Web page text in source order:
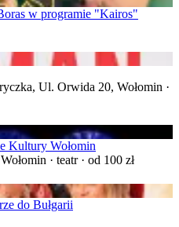
w programie "Kairos"
Ul. Orwida 20, Wołomin ·
Kultury Wołomin
· teatr · od 100 zł
do Bułgarii